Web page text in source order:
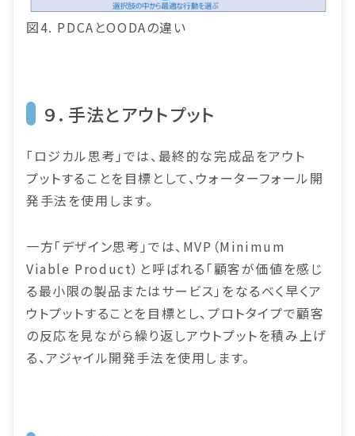
図4. PDCAとOODAの違い
９．手法とアウトプット
「ロジカル思考」では、最終的な完成品をアウト
プットすることを目標として、ウォーターフォール開
発手法を使用します。
一方「デザイン思考」では、MVP（Minimum
Viable Product）と呼ばれる「顧客が価値を感じ
る最小限の製品またはサービス」をなるべく早くア
ウトプットすることを目標とし、プロトタイプで顧客
の反応を見ながら繰り返しアウトプットを積み上げ
る、アジャイル開発手法を使用します。